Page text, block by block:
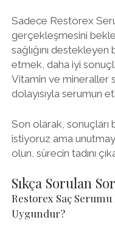
Sadece Restorex
gerçekleşmesini
sağlığını
etmek, daha iyi
Vitamin ve mineraller
dolayısıyla serumun
Son olarak, sonuçları
istiyoruz ama
olun, sürecin tadını
Sıkça Sorulan
Restorex Saç
Uygundur?